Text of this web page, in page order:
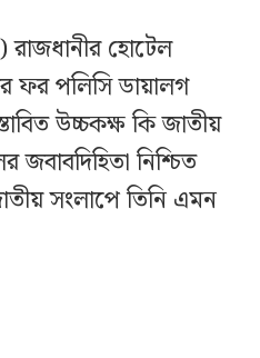
হোটেল
ফর পলিসি ডায়ালগ
উচ্চকক্ষ কি জাতীয়
জবাবদিহিতা নিশ্চিত
সংলাপে তিনি এমন